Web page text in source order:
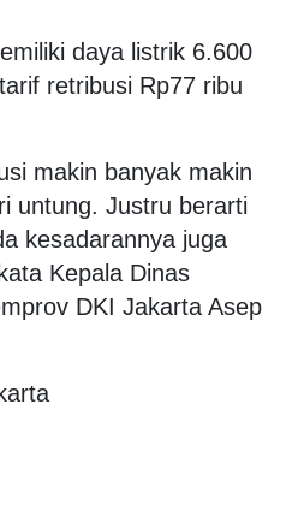
daya listrik 6.600
retribusi Rp77 ribu
makin banyak makin
untung. Justru berarti
kesadarannya juga
Kepala Dinas
DKI Jakarta Asep